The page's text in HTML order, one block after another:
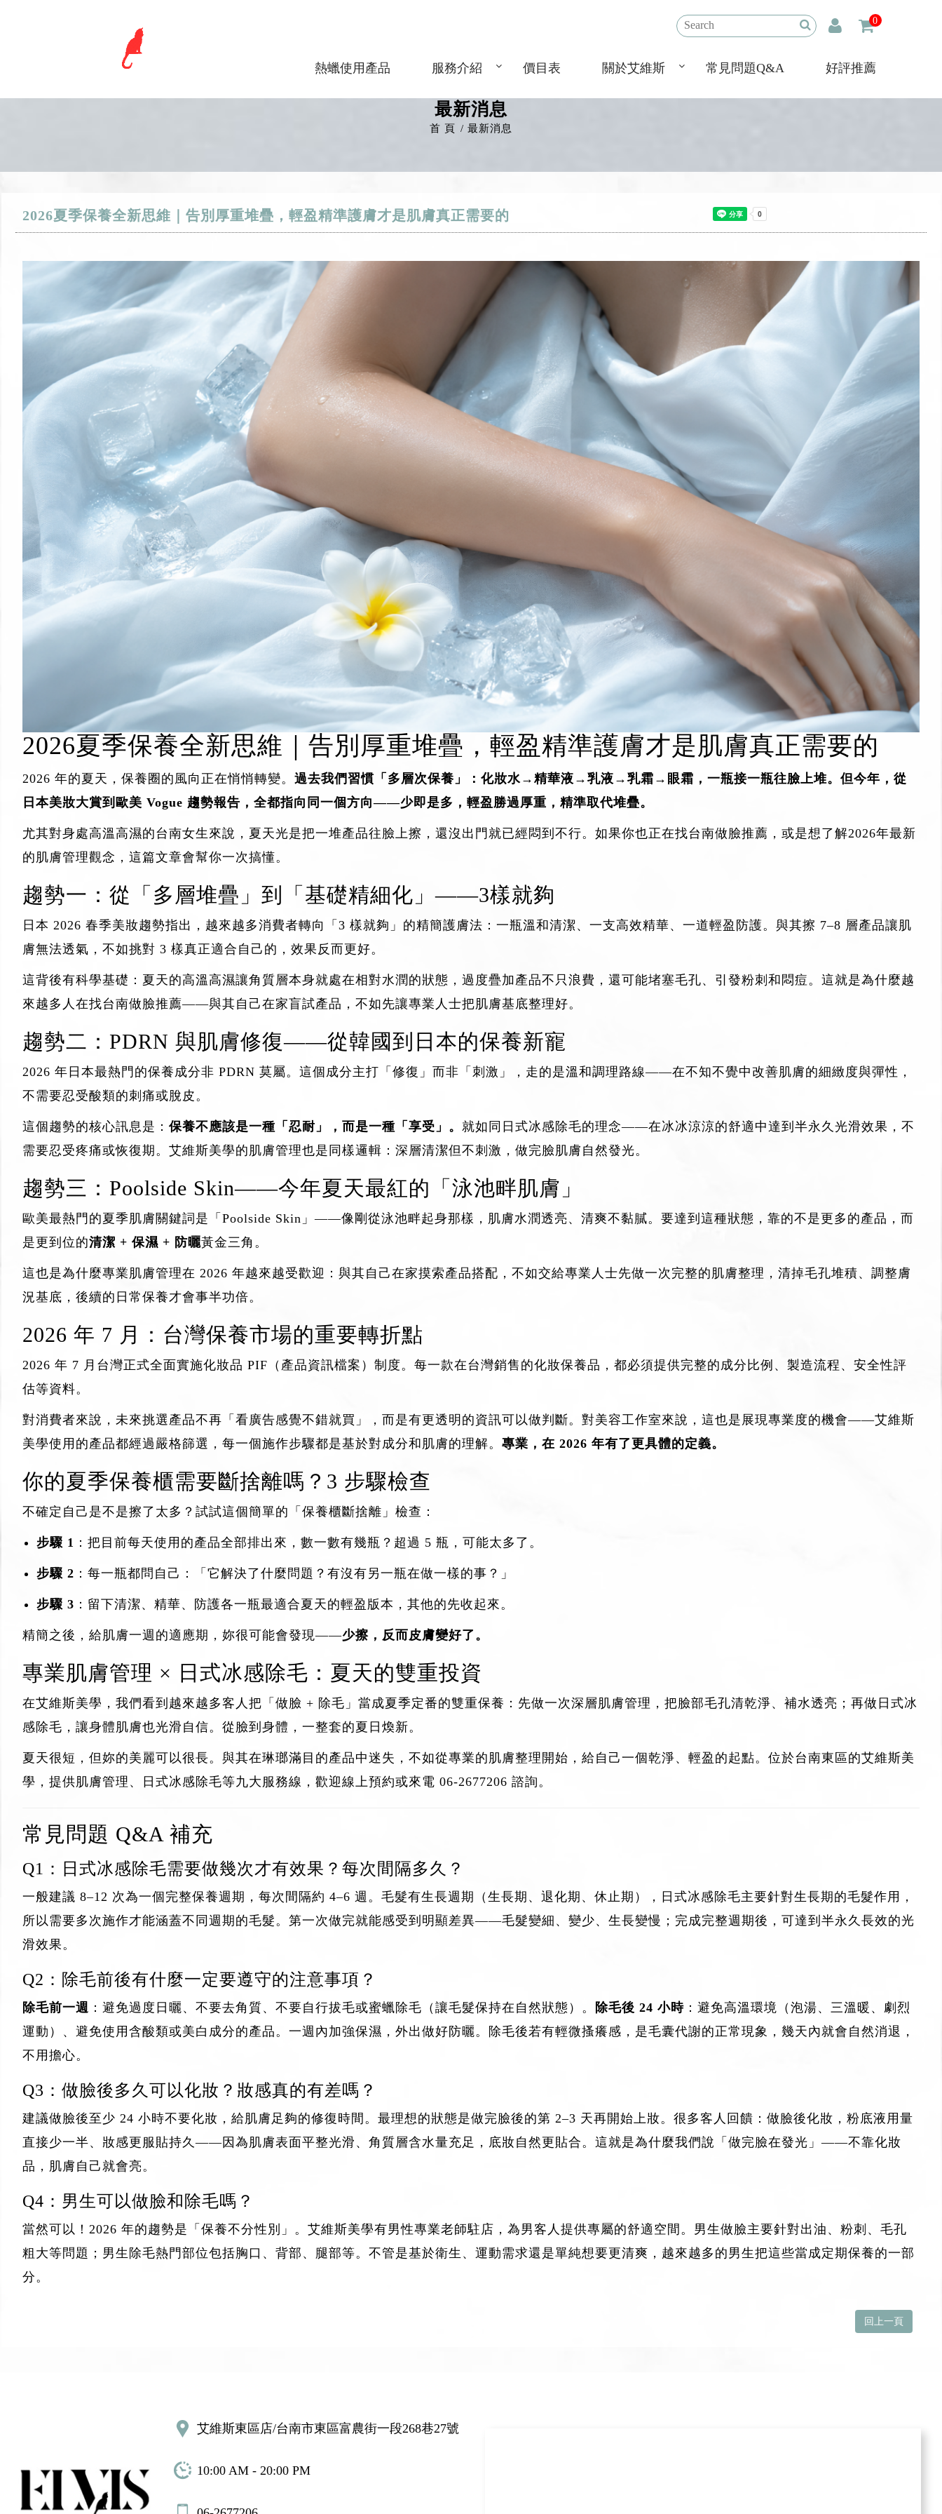
0
熱蠟使用產品 服務介紹 價目表 關於艾維斯 常見問題Q&A 好評推薦
最新消息
首 頁 最新消息
2026夏季保養全新思維｜告別厚重堆疊，輕盈精準護膚才是肌膚真正需要的
2026夏季保養全新思維｜告別厚重堆疊，輕盈精準護膚才是肌膚真正需要的
2026 年的夏天，保養圈的風向正在悄悄轉變。 過去我們習慣「多層次保養」：化妝水→精華液→乳液→乳霜→眼霜，一瓶接一瓶往臉上堆。但今年，從
日本美妝大賞到歐美 Vogue 趨勢報告，全都指向同一個方向——少即是多，輕盈勝過厚重，精準取代堆疊。
尤其對身處高溫高濕的台南女生來說，夏天光是把一堆產品往臉上擦，還沒出門就已經悶到不行。如果你也正在找台南做臉推薦 ，或是想了解2026年最新
的肌膚管理觀念，這篇文章會幫你一次搞懂。
趨勢一：從「多層堆疊」到「基礎精細化」——3樣就夠
日本 2026 春季美妝趨勢指出，越來越多消費者轉向「3 樣就夠」的精簡護膚法：一瓶溫和清潔、一支高效精華、一道輕盈防護。與其擦 7–8 層產品讓肌
膚無法透氣，不如挑對 3 樣真正適合自己的，效果反而更好。
這背後有科學基礎：夏天的高溫高濕讓角質層本身就處在相對水潤的狀態，過度疊加產品不只浪費，還可能堵塞毛孔、引發粉刺和悶痘。這就是為什麼越
來越多人在找台南做臉推薦——與其自己在家盲試產品，不如先讓專業人士把肌膚基底整理好。
趨勢二：PDRN 與肌膚修復——從韓國到日本的保養新寵
2026 年日本最熱門的保養成分非 PDRN 莫屬。這個成分主打「修復」而非「刺激」，走的是溫和調理路線——在不知不覺中改善肌膚的細緻度與彈性，
不需要忍受酸類的刺痛或脫皮。
這個趨勢的核心訊息是： 保養不應該是一種「忍耐」，而是一種「享受」。 就如同 日式冰感除毛的理念——在冰冰涼涼的舒適中達到半永久光滑效果，不
需要忍受疼痛或恢復期。艾維斯美學的肌膚管理也是同樣邏輯：深層清潔但不刺激，做完臉肌膚自然發光。
趨勢三：Poolside Skin——今年夏天最紅的「泳池畔肌膚」
歐美最熱門的夏季肌膚關鍵詞是「Poolside Skin」——像剛從泳池畔起身那樣，肌膚水潤透亮、清爽不黏膩。要達到這種狀態，靠的不是更多的產品，而
是更到位的清潔 + 保濕 + 防曬黃金三角。
這也是為什麼專業肌膚管理在 2026 年越來越受歡迎：與其自己在家摸索產品搭配，不如交給專業人士先做一次完整的肌膚整理，清掉毛孔堆積、調整膚
況基底，後續的日常保養才會事半功倍。
2026 年 7 月：台灣保養市場的重要轉折點
2026 年 7 月台灣正式全面實施化妝品 PIF（產品資訊檔案）制度。每一款在台灣銷售的化妝保養品，都必須提供完整的成分比例、製造流程、安全性評
估等資料。
對消費者來說，未來挑選產品不再「看廣告感覺不錯就買」，而是有更透明的資訊可以做判斷。對美容工作室來說，這也是展現專業度的機會——艾維斯
美學使用的產品都經過嚴格篩選，每一個施作步驟都是基於對成分和肌膚的理解。 專業，在 2026 年有了更具體的定義。
你的夏季保養櫃需要斷捨離嗎？3 步驟檢查
不確定自己是不是擦了太多？試試這個簡單的「保養櫃斷捨離」檢查：
步驟 1 ：把目前每天使用的產品全部排出來，數一數有幾瓶？超過 5 瓶，可能太多了。
步驟 2 ：每一瓶都問自己：「它解決了什麼問題？有沒有另一瓶在做一樣的事？」
步驟 3 ：留下清潔、精華、防護各一瓶最適合夏天的輕盈版本，其他的先收起來。
精簡之後，給肌膚一週的適應期，妳很可能會發現——少擦，反而皮膚變好了。
專業肌膚管理 × 日式冰感除毛：夏天的雙重投資
在艾維斯美學，我們看到越來越多客人把「 做臉 + 除毛 」當成夏季定番的雙重保養：先做一次深層肌膚管理，把臉部毛孔清乾淨、補水透亮；再做日式冰
感除毛，讓身體肌膚也光滑自信。從臉到身體，一整套的夏日煥新。
夏天很短，但妳的美麗可以很長。與其在琳瑯滿目的產品中迷失，不如從專業的肌膚整理開始，給自己一個乾淨、輕盈的起點。位於台南東區的艾維斯美
學 ，提供肌膚管理 、 日式冰感除毛等九大服務線，歡迎線上預約或來電 06-2677206 諮詢。
常見問題 Q&A 補充
Q1：日式冰感除毛需要做幾次才有效果？每次間隔多久？
一般建議 8–12 次為一個完整保養週期，每次間隔約 4–6 週。毛髮有生長週期（生長期、退化期、休止期），日式冰感除毛主要針對生長期的毛髮作用，
所以需要多次施作才能涵蓋不同週期的毛髮。第一次做完就能感受到明顯差異——毛髮變細、變少、生長變慢；完成完整週期後，可達到半永久長效的光
滑效果。
Q2：除毛前後有什麼一定要遵守的注意事項？
除毛前一週 ：避免過度日曬、不要去角質、不要自行拔毛或蜜蠟除毛（讓毛髮保持在自然狀態）。 除毛後 24 小時 ：避免高溫環境（泡湯、三溫暖、劇烈
運動）、避免使用含酸類或美白成分的產品。一週內加強保濕，外出做好防曬。除毛後若有輕微搔癢感，是毛囊代謝的正常現象，幾天內就會自然消退，
不用擔心。
Q3：做臉後多久可以化妝？妝感真的有差嗎？
建議做臉後至少 24 小時不要化妝，給肌膚足夠的修復時間。最理想的狀態是做完臉後的第 2–3 天再開始上妝。很多客人回饋：做臉後化妝，粉底液用量
直接少一半、妝感更服貼持久——因為肌膚表面平整光滑、角質層含水量充足，底妝自然更貼合。這就是為什麼我們說「做完臉在發光」——不靠化妝
品，肌膚自己就會亮。
Q4：男生可以做臉和除毛嗎？
當然可以！2026 年的趨勢是「保養不分性別」。艾維斯美學有男性專業老師駐店，為男客人提供專屬的舒適空間。男生做臉主要針對出油、粉刺、毛孔
粗大等問題；男生除毛熱門部位包括胸口、背部、腿部等。不管是基於衛生、運動需求還是單純想要更清爽，越來越多的男生把這些當成定期保養的一部
分。
回上一頁
艾維斯東區店/台南市東區富農街一段268巷27號
10:00 AM - 20:00 PM